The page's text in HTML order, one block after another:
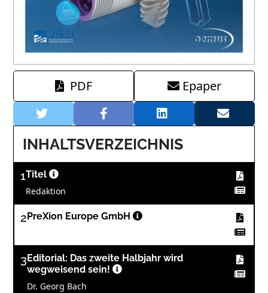
PDF Epaper
INHALTSVERZEICHNIS
1Titel
Redaktion
2 PreXion Europe GmbH
3 Editorial: Das zweite Halbjahr wird
wegweisend sein!
Dr. Georg Bach